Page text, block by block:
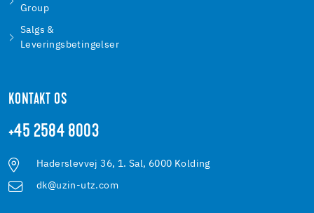
Group
Salgs &
Leveringsbetingelser
KONTAKT OS
+45 2584 8003
Haderslevvej 36, 1. Sal, 6000 Kolding
dk@uzin-utz.com